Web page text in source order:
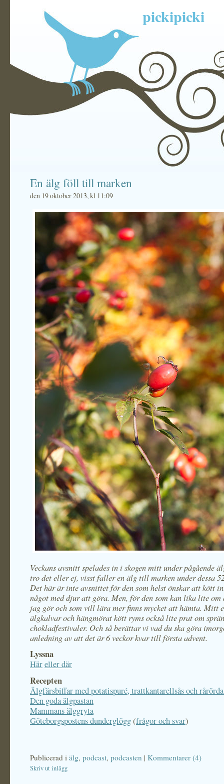
pickipicki
En älg föll till marken
den 19 oktober 2013, kl 11:09
Veckans avsnitt spelades in i skogen mitt under pågående
tro det eller ej, visst faller en älg till marken under dessa
Det här är inte avsnittet för den som helst önskar att kött
något med djur att göra. Men, för den som kan lika lite om
jag gör och som vill lära mer finns mycket att hämta. Mitt
älgkalvar och hängmörat kött ryms också lite prat om
chokladfestivaler. Och så berättar vi vad du ska göra
anledning av att det är 6 veckor kvar till första advent.
Lyssna
Häreller där
Recepten
Älgfärsbiffar med potatispuré, trattkantarellsås och
Den goda älgpastan
Mammans älggryta
Göteborgspostens dunderglögg(frågor och svar)
Publicerad i älg, podcast, podcasten | Kommentarer (4)
Skriv ut inlägg